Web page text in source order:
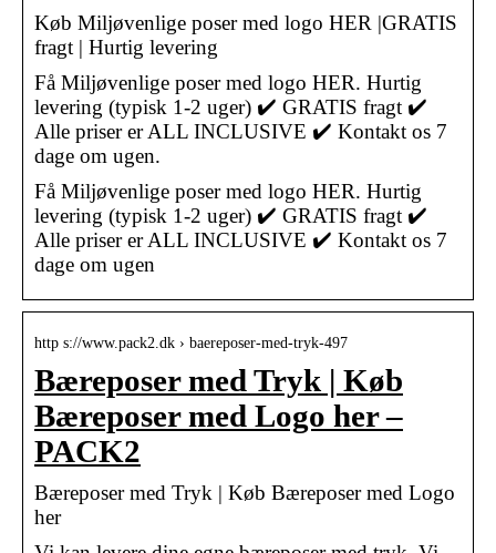
Køb Miljøvenlige poser med logo HER |GRATIS
fragt | Hurtig levering
Få Miljøvenlige poser med logo HER. Hurtig
levering (typisk 1-2 uger) ✔️ GRATIS fragt ✔️
Alle priser er ALL INCLUSIVE ✔️ Kontakt os 7
dage om ugen.
Få Miljøvenlige poser med logo HER. Hurtig
levering (typisk 1-2 uger) ✔️ GRATIS fragt ✔️
Alle priser er ALL INCLUSIVE ✔️ Kontakt os 7
dage om ugen
http s://www.pack2.dk › baereposer-med-tryk-497
Bæreposer med Tryk | Køb
Bæreposer med Logo her –
PACK2
Bæreposer med Tryk | Køb Bæreposer med Logo
her